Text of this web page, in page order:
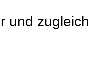
und zugleich